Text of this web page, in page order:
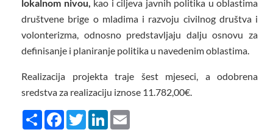
lokalnom nivou, kao i ciljeva javnih politika u oblastima
društvene brige o mladima i razvoju civilnog društva i
volonterizma, odnosno predstavljaju dalju osnovu za
definisanje i planiranje politika u navedenim oblastima.
Realizacija projekta traje šest mjeseci, a odobrena
sredstva za realizaciju iznose 11.782,00€.
Share FacebookTwitterLinkedIn